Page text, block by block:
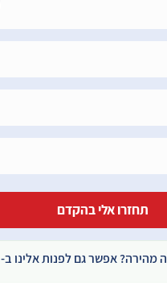
מהירה? אפשר גם לפנות אלינו ב-